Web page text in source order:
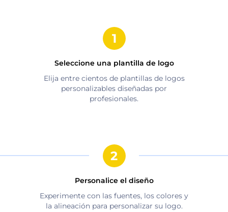
Seleccione una plantilla de logo
Elija entre cientos de plantillas de logos
personalizables diseñadas por
profesionales.
Personalice el diseño
Experimente con las fuentes, los colores y
la alineación para personalizar su logo.